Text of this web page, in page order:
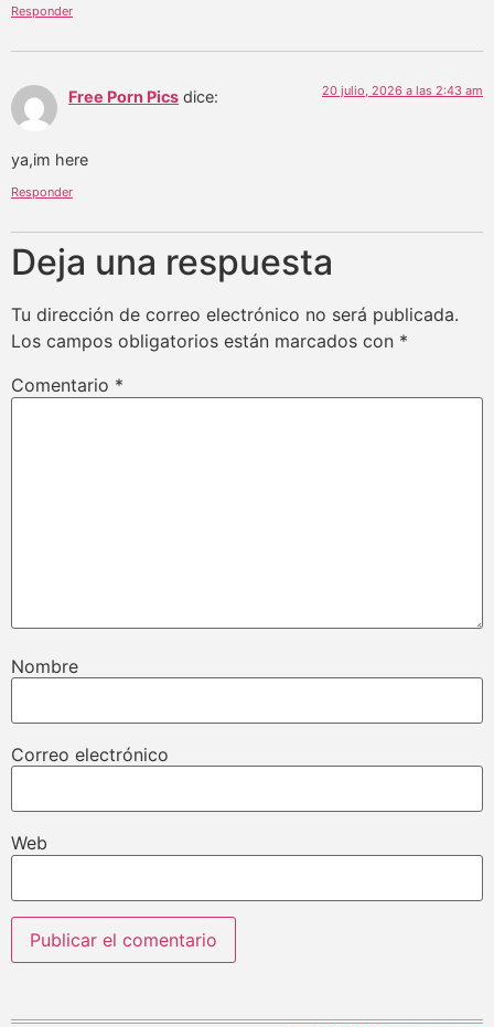
Responder
Free Porn Pics dice: 20 julio, 2026 a las 2:43 am
ya,im here
Responder
Deja una respuesta
Tu dirección de correo electrónico no será publicada.
Los campos obligatorios están marcados con *
Comentario *
Nombre
Correo electrónico
Web